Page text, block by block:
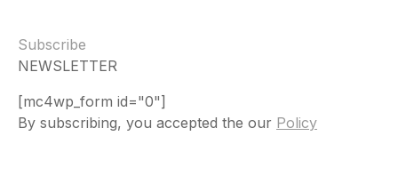
Subscribe
NEWSLETTER
[mc4wp_form id="0"]
By subscribing, you accepted the our Policy